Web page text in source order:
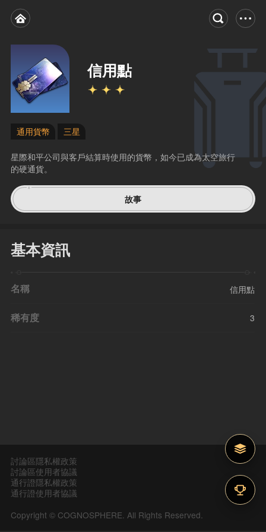
信用點
通用貨幣 三星
星際和平公司與客戶結算時使用的貨幣，如今已成為太空旅行
的硬通貨。
故事
基本資訊
名稱 信用點
稀有度 3
討論區隱私權政策
討論區使用者協議
通行證隱私權政策
通行證使用者協議
Copyright © COGNOSPHERE. All Rights Reserved.